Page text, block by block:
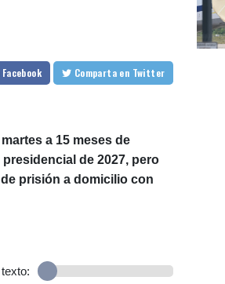
Facebook Comparta en Twitter
a 15 meses de
de 2027, pero
prisión a domicilio con